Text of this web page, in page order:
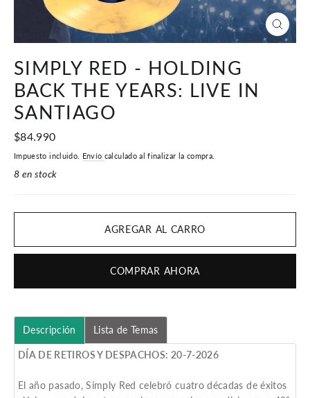
(ESC)
SIMPLY RED - HOLDING
BACK THE YEARS: LIVE IN
SANTIAGO
Precio
$84.990
Impuesto incluido. Envío calculado al finalizar la compra.
8 en stock
AGREGAR AL CARRO
COMPRAR AHORA
Descripción Lista de Temas
DÍA DE RETIROS Y DESPACHOS: 20-7-2026
El año pasado,Simply Red celebró cuatro décadas de éxitos